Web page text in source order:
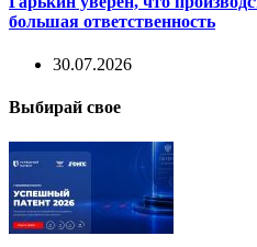
большая ответственность
30.07.2026
Выбирай свое